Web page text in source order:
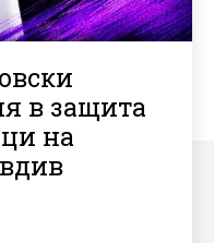
в защита
на